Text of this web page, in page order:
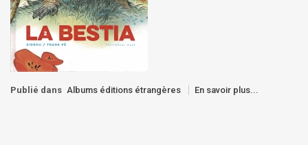
Publié dans Albums éditions étrangères En savoir plus...